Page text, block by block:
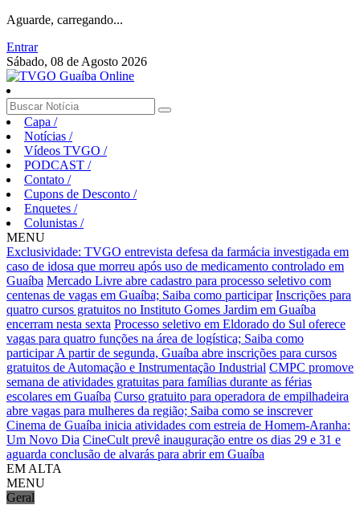
Aguarde, carregando...
Entrar
Sábado, 08 de Agosto 2026
Capa /
Notícias /
Vídeos TVGO /
PODCAST /
Contato /
Cupons de Desconto /
Enquetes /
Colunistas /
MENU
Exclusividade: TVGO entrevista defesa da farmácia investigada em
caso de idosa que morreu após uso de medicamento controlado em
Guaíba Mercado Livre abre cadastro para processo seletivo com
centenas de vagas em Guaíba; Saiba como participar Inscrições para
quatro cursos gratuitos no Instituto Gomes Jardim em Guaíba
encerram nesta sexta Processo seletivo em Eldorado do Sul oferece
vagas para quatro funções na área de logística; Saiba como
participarA partir de segunda, Guaíba abre inscrições para cursos
gratuitos de Automação e Instrumentação Industrial CMPC promove
semana de atividades gratuitas para famílias durante as férias
escolares em Guaíba Curso gratuito para operadora de empilhadeira
abre vagas para mulheres da região; Saiba como se inscrever
Cinema de Guaíba inicia atividades com estreia de Homem-Aranha:
Um Novo Dia CineCult prevê inauguração entre os dias 29 e 31 e
aguarda conclusão de alvarás para abrir em Guaíba
EM ALTA
MENU
Geral